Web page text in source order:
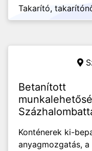
Takarító,
Betanított
Konténerek ki-
anyagmozgatás,